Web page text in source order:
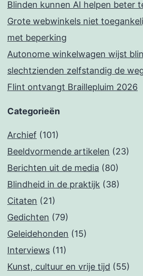
Blinden kunnen AI helpen beter
Grote webwinkels niet
met beperking
Autonome winkelwagen wijst
slechtzienden zelfstandig de
Flint ontvangt Braillepluim 2026
Categorieën
Archief (101)
Beeldvormende artikelen (23)
Berichten uit de media (80)
Blindheid in de praktijk (38)
Citaten (21)
Gedichten (79)
Geleidehonden (15)
Interviews (11)
Kunst, cultuur en vrije tijd (55)